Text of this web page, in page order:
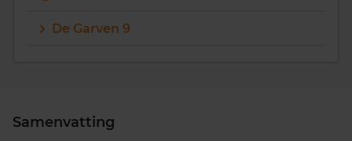
De Garven 9
Samenvatting